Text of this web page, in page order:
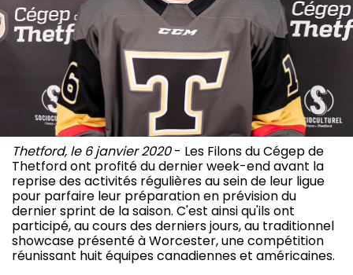
Thetford, le 6 janvier 2020- Les Filons du Cégep de
Thetford ont profité du dernier week-end avant la
reprise des activités régulières au sein de leur ligue
pour parfaire leur préparation en prévision du
dernier sprint de la saison. C'est ainsi qu'ils ont
participé, au cours des derniers jours, au traditionnel
showcase présenté à Worcester, une compétition
réunissant huit équipes canadiennes et américaines.